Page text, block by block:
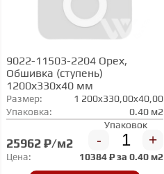
9022-11503-2204 Орех,
Обшивка (ступень)
1200х330х40 мм
Размер:
1 200x330,00x40,00
Упаковка:
0.40 м2
25962 ₽/м2
Упаковок
- +
Цена: 10384₽ за0.40 м2